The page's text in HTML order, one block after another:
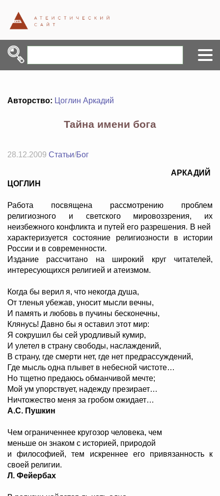
Авторство: Цоглин Аркадий
Тайна имени бога
28.12.2009 Статьи/Бог
АРКАДИЙ
ЦОГЛИН
Работа посвящена рассмотрению проблем
религиозного и светского мировоззрения, их
неизбежного конфликта и путей его разрешения. В ней
характеризуется состояние религиозности в истории
России и в современности.
Издание рассчитано на широкий круг читателей,
интересующихся религией и атеизмом.
Когда бы верил я, что некогда душа,
От тленья убежав, уносит мысли вечны,
И память и любовь в пучины бесконечны,
Клянусь! Давно бы я оставил этот мир:
Я сокрушил бы сей уродливый кумир,
И улетел в страну свободы, наслаждений,
В страну, где смерти нет, где нет предрассуждений,
Где мысль одна плывет в небесной чистоте…
Но тщетно предаюсь обманчивой мечте;
Мой ум упорствует, надежду презирает…
Ничтожество меня за гробом ожидает…
А.С. Пушкин
Чем ограниченнее кругозор человека, чем
меньше он знаком с историей, природой
и философией, тем искреннее его привязанность к
своей религии.
Л. Фейербах